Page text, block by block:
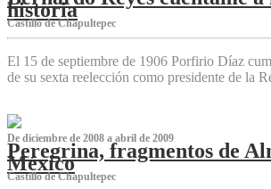
historia
Castillo de Chapultepec
El 15 de septiembre de 1906 Porfirio Díaz
de su sexta reelección como presidente de la
De diciembre de 2008 a abril de 2009
Peregrina, fragmentos de
México
Castillo de Chapultepec